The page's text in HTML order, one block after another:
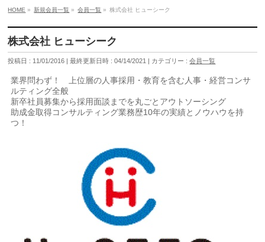
HOME » 新規会員一覧 » 会員一覧 » 株式会社 ヒューシーク
株式会社 ヒューシーク
投稿日 : 11/01/2016 最終更新日時 : 04/14/2021 カテゴリー :会員一覧
業界問わず！ 上位層の人事採用・教育を含む人事・経営コンサ
ルティング全般
新卒社員募集から採用面談までを丸ごとアウトソーシング
助成金取得コンサルティング業務歴10年の実績とノウハウを持
つ！